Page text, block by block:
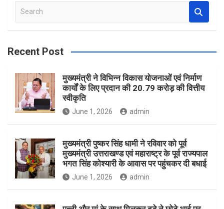
a
c
Recent Post
मुख्यमंत्री ने विभिन्न विकास योजनाओं एवं निर्माण
कार्यों के लिए प्रदान की 20.79 करोड़ की वित्तीय
स्वीकृति
June 1, 2026 admin
मुख्यमंत्री पुष्कर सिंह धामी ने रविवार को पूर्व
मुख्यमंत्री उत्तराखण्ड एवं महाराष्ट्र के पूर्व राज्यपाल
भगत सिंह कोश्यारी के आवास पर पहुंचकर दी बधाई
June 1, 2026 admin